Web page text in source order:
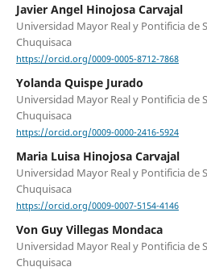
Javier Angel Hinojosa Carvajal
Universidad Mayor Real y Pontificia de
Chuquisaca
https://orcid.org/0009-0005-8712-7868
Yolanda Quispe Jurado
Universidad Mayor Real y Pontificia de
Chuquisaca
https://orcid.org/0009-0000-2416-5924
Maria Luisa Hinojosa Carvajal
Universidad Mayor Real y Pontificia de
Chuquisaca
https://orcid.org/0009-0007-5154-4146
Von Guy Villegas Mondaca
Universidad Mayor Real y Pontificia de
Chuquisaca